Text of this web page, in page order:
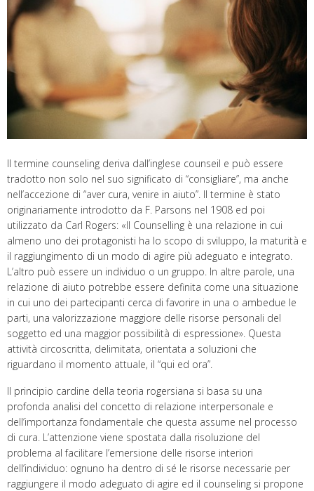
Il termine counseling deriva dall’inglese counseil e può essere
tradotto non solo nel suo significato di “consigliare”, ma anche
nell’accezione di “aver cura, venire in aiuto”. Il termine è stato
originariamente introdotto da F. Parsons nel 1908 ed poi
utilizzato da Carl Rogers: «Il Counselling è una relazione in cui
almeno uno dei protagonisti ha lo scopo di sviluppo, la maturità e
il raggiungimento di un modo di agire più adeguato e integrato.
L’altro può essere un individuo o un gruppo. In altre parole, una
relazione di aiuto potrebbe essere definita come una situazione
in cui uno dei partecipanti cerca di favorire in una o ambedue le
parti, una valorizzazione maggiore delle risorse personali del
soggetto ed una maggior possibilità di espressione». Questa
attività circoscritta, delimitata, orientata a soluzioni che
riguardano il momento attuale, il “qui ed ora”.
Il principio cardine della teoria rogersiana si basa su una
profonda analisi del concetto di relazione interpersonale e
dell’importanza fondamentale che questa assume nel processo
di cura. L’attenzione viene spostata dalla risoluzione del
problema al facilitare l’emersione delle risorse interiori
dell’individuo: ognuno ha dentro di sé le risorse necessarie per
raggiungere il modo adeguato di agire ed il counseling si propone